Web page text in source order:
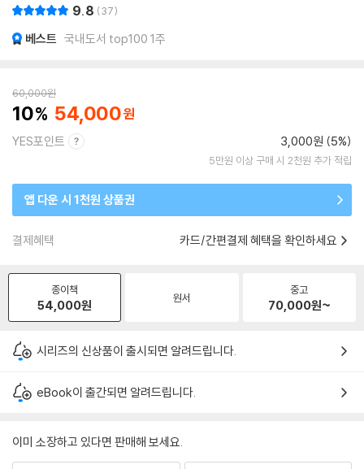
9.8 37
베스트 국내도서 top100 1주
60,000원
10 54,000
YES포인트 3,000원 (5%)
5만원 이상 구매 시 2천원 추가 적립
앱 다운 시 1천원 상품권
결제혜택 카드/간편결제 혜택을 확인하세요
종이책
54,000원 원서
중고
70,000원~
시리즈의 신상품이 출시되면 알려드립니다.
eBook이 출간되면 알려드립니다.
이미 소장하고 있다면 판매해 보세요.